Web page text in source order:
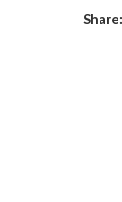
Share: